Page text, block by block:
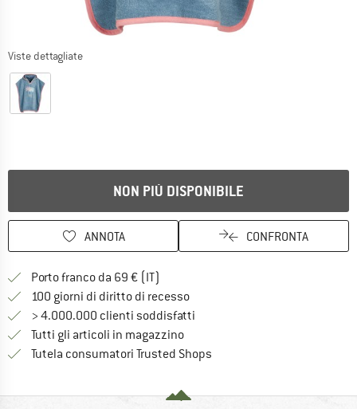
Viste dettagliate
NON PIÙ DISPONIBILE
ANNOTA CONFRONTA
Porto franco da 69 € (IT)
100 giorni di diritto di recessoVai alla politica di recesso qui
> 4.000.000 clienti soddisfatti
Tutti gli articoli in magazzino
Tutela consumatori Trusted Shops